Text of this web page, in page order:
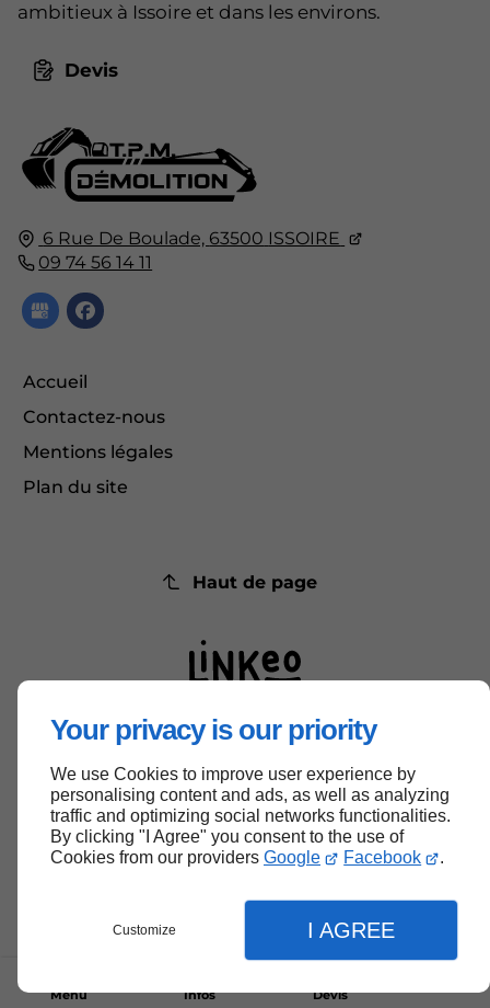
Your privacy is our priority
We use Cookies to improve user experience by
personalising content and ads, as well as analyzing
traffic and optimizing social networks functionalities.
By clicking "I Agree" you consent to the use of
Cookies from our providers Google Facebook .
Customize I AGREE
Menu Infos Devis
6 Rue De Boulade, 63500 ISSOIRE
09 74 56 14 11
Accueil
Contactez-nous
Mentions légales
Plan du site
ambitieux à Issoire et dans les environs.
Devis
Haut de page